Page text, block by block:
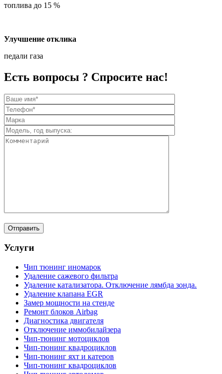
топлива до 15 %
Улучшение отклика
педали газа
Есть вопросы ? Спросите нас!
Услуги
Чип тюнинг иномарок
Удаление сажевого фильтра
Удаление катализатора. Отключение лямбда зонда.
Удаление клапана EGR
Замер мощности на стенде
Ремонт блоков Airbag
Диагностика двигателя
Отключение иммобилайзера
Чип-тюнинг мотоциклов
Чип-тюнинг квадроциклов
Чип-тюнинг яхт и катеров
Чип-тюнинг квадроциклов